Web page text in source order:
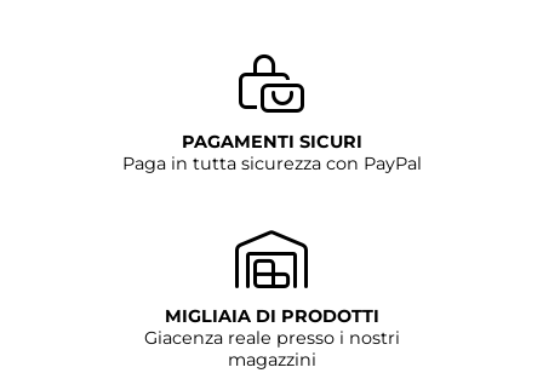
PAGAMENTI SICURI
Paga in tutta sicurezza con PayPal
MIGLIAIA DI PRODOTTI
Giacenza reale presso i nostri
magazzini